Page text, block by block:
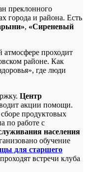
преклонного
города и района. Есть
, «Сиреневый
атмосфере проходит
районе. Как
где люди
Центр
акции помощи.
продуктовых
по работе с
населения
обучение
для старшего
встречи клуба